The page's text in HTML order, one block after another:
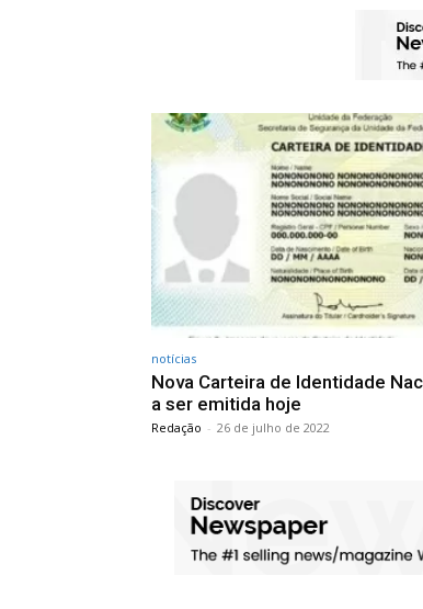
notícias
Nova Carteira de Identidade
a ser emitida hoje
Redação - 26 de julho de 2022